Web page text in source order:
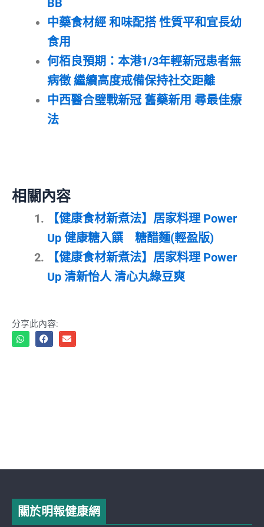
BB
中藥食材經 和味配搭 性質平和宜長幼
食用
何栢良預期：本港1/3年輕新冠患者無
病徵 繼續高度戒備保持社交距離
中西醫合璧戰新冠 舊藥新用 尋最佳療
法
相關內容
【健康食材新煮法】居家料理 Power
Up 健康糖入饌 糖醋麵(輕盈版)
【健康食材新煮法】居家料理 Power
Up 清新怡人 清心丸綠豆爽
分享此內容:
關於明報健康網